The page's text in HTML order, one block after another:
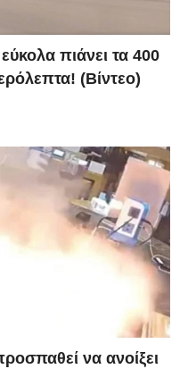
πιάνει τα 400
(Βίντεο)
να ανοίξει